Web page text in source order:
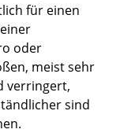
für einen
oder
meist sehr
verringert,
sind